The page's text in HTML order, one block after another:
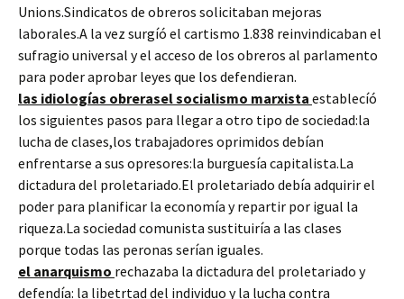
Unions.Sindicatos de obreros solicitaban mejoras
laborales.A la vez surgíó el cartismo 1.838 reinvindicaban el
sufragio universal y el acceso de los obreros al parlamento
para poder aprobar leyes que los defendieran.
las idiologías obrerasel socialismo marxista establecíó
los siguientes pasos para llegar a otro tipo de sociedad:la
lucha de clases,los trabajadores oprimidos debían
enfrentarse a sus opresores:la burguesía capitalista.La
dictadura del proletariado.El proletariado debía adquirir el
poder para planificar la economía y repartir por igual la
riqueza.La sociedad comunista sustituiría a las clases
porque todas las peronas serían iguales.
el anarquismo rechazaba la dictadura del proletariado y
defendía: la libetrtad del individuo y la lucha contra